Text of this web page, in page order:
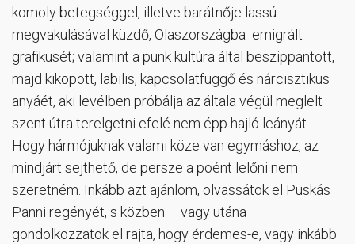
komoly betegséggel, illetve barátnője lassú
megvakulásával küzdő, Olaszországba emigrált
grafikusét; valamint a punk kultúra által beszippantott,
majd kiköpött, labilis, kapcsolatfüggő és nárcisztikus
anyáét, aki levélben próbálja az általa végül meglelt
szent útra terelgetni efelé nem épp hajló leányát.
Hogy hármójuknak valami köze van egymáshoz, az
mindjárt sejthető, de persze a poént lelőni nem
szeretném. Inkább azt ajánlom, olvassátok el Puskás
Panni regényét, s közben – vagy utána –
gondolkozzatok el rajta, hogy érdemes-e, vagy inkább: